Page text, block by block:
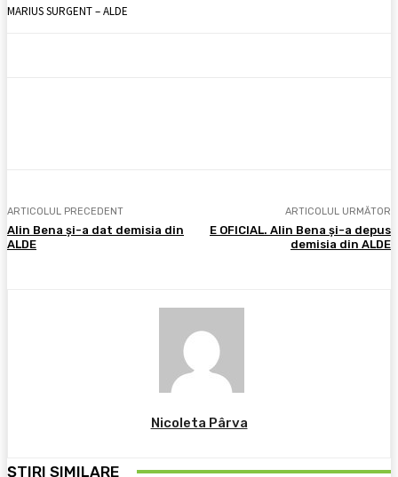
MARIUS SURGENT – ALDE
ARTICOLUL PRECEDENT
Alin Bena şi-a dat demisia din
ALDE
ARTICOLUL URMĂTOR
E OFICIAL. Alin Bena și-a depus
demisia din ALDE
Nicoleta Pârva
ȘTIRI SIMILARE